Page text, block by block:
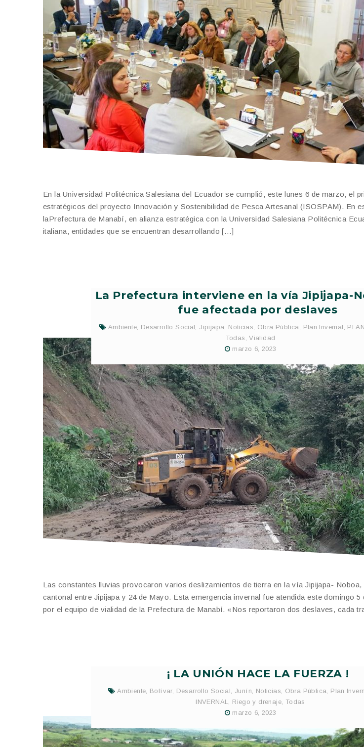
En la Universidad Politécnica Salesiana del Ecuador se cumplió, este lunes 6 de marzo, el
estratégicos del proyecto Innovación y Sostenibilidad de Pesca Artesanal (ISOSPAM). En
laPrefectura de Manabí, en alianza estratégica con la Universidad Salesiana Politécnica
italiana, entidades que se encuentran desarrollando […]
La Prefectura interviene en la vía Jipijapa-
fue afectada por deslaves
Ambiente Desarrollo Social Jipijapa Noticias Obra Pública Plan Invernal
Todas ,Vialidad
marzo 6, 2023
Las constantes lluvias provocaron varios deslizamientos de tierra en la vía Jipijapa-
cantonal entre Jipijapa y 24 de Mayo. Esta emergencia invernal fue atendida este domingo
por el equipo de vialidad de la Prefectura de Manabí. «Nos reportaron dos deslaves, cada
¡ LA UNIÓN HACE LA FUERZA !
Ambiente Bolívar, Desarrollo Social Junín Noticias Obra Pública Plan
INVERNAL
Riego y drenaje Todas
marzo 6, 2023